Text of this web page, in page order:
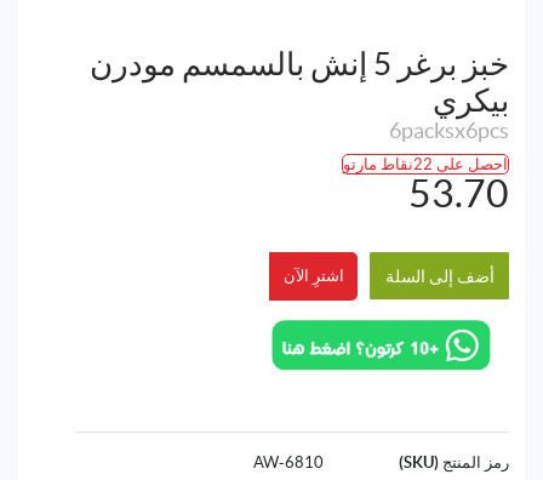
خبز برغر 5 إنش بالسمسم مودرن
بيكري
6packsx6pcs
احصل على 22نقاط مارتو
53.70
أضف إلى السلة اشترِ الآن
رمز المنتج (SKU)
6810-AW